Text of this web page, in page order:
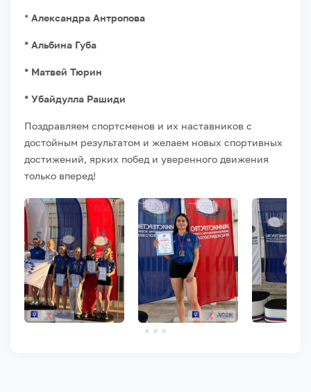
* Александра Антропова
* Альбина Губа
* Матвей Тюрин
* Убайдулла Рашиди
Поздравляем спортсменов и их наставников с
достойным результатом и желаем новых спортивных
достижений, ярких побед и уверенного движения
только вперед!